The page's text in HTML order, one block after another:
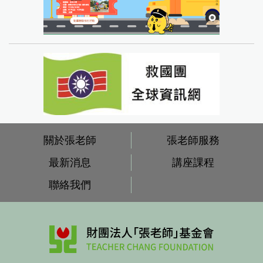
關於張老師
張老師服務
最新消息
講座課程
聯絡我們